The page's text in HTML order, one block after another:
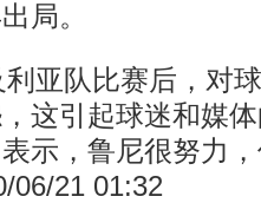
局。
亚队比赛后，对
这引起球迷和媒
示，鲁尼很努力
06/21 01:32